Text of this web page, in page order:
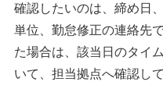
確認したいのは、締め日
単位、勤怠修正の連絡先
た場合は、該当日のタイ
いて、担当拠点へ確認し